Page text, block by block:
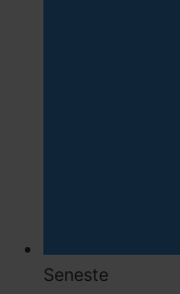
Seneste